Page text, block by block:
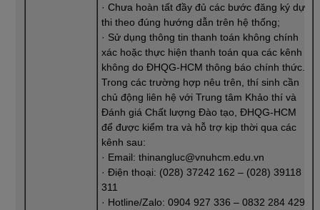
· Chưa hoàn tất đầy đủ các bước đăng ký dự
thi theo đúng hướng dẫn trên hệ thống;
· Sử dụng thông tin thanh toán không chính
xác hoặc thực hiện thanh toán qua các kênh
không do ĐHQG-HCM thông báo chính thức.
Trong các trường hợp nêu trên, thí sinh cần
chủ động liên hệ với Trung tâm Khảo thí và
Đánh giá Chất lượng Đào tạo, ĐHQG-HCM
để được kiểm tra và hỗ trợ kịp thời qua các
kênh sau:
· Email: thinangluc@vnuhcm.edu.vn
· Điện thoại: (028) 37242 162 – (028) 39118
311
· Hotline/Zalo: 0904 927 336 – 0832 284 429